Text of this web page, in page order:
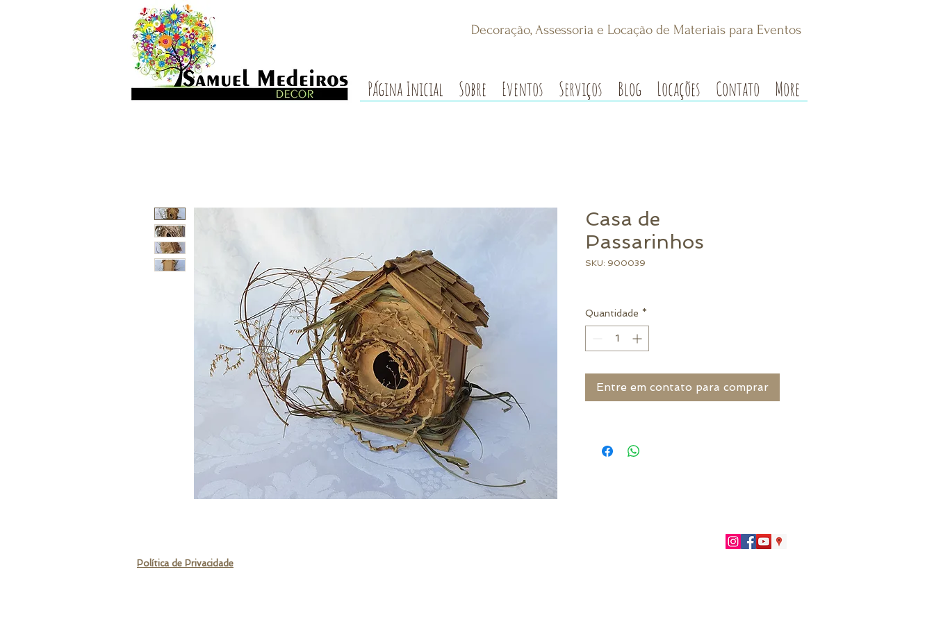
Decoração, Assessoria e Locação de Materiais para Eventos
Página Inicial Sobre Eventos Serviços Blog Locações Contato More
Casa de
Passarinhos
SKU: 900039
Quantidade *
Entre em contato para comprar
Política de Privacidade